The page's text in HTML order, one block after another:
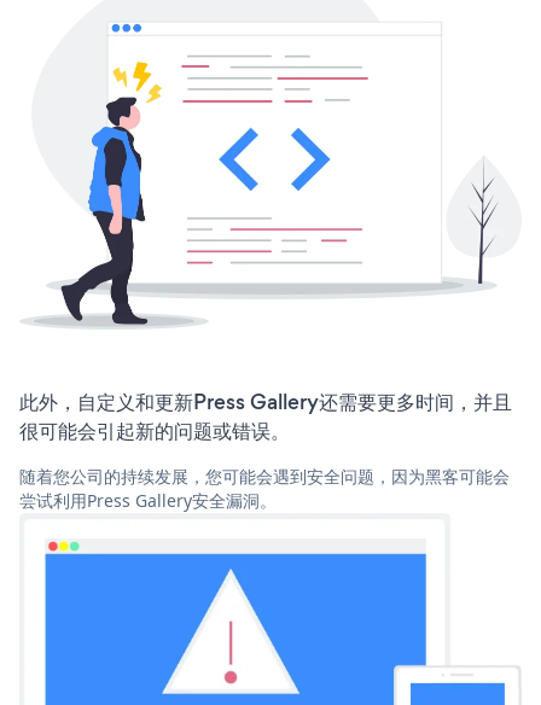
此外，自定义和更新Press Gallery还需要更多时间，并且
很可能会引起新的问题或错误。
随着您公司的持续发展，您可能会遇到安全问题，因为黑客可能会
尝试利用Press Gallery安全漏洞。